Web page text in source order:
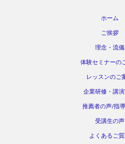
ホーム
ご挨拶
理念・流儀
体験セミナーの
レッスンのご
企業研修・講
推薦者の声/指
受講生の声
よくあるご